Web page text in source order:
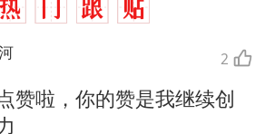
2
赞啦，你的赞是我继续创